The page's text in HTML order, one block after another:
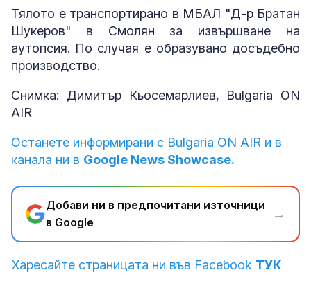
Тялото е транспортирано в МБАЛ "Д-р Братан
Шукеров" в Смолян за извършване на
аутопсия. По случая е образувано досъдебно
производство.
Снимка: Димитър Кьосемарлиев, Bulgaria ON
AIR
Останете информирани с Bulgaria ON AIR и в
канала ни в Google News Showcase.
Добави ни в предпочитани източници
в Google
→
Харесайте страницата ни във Facebook ТУК